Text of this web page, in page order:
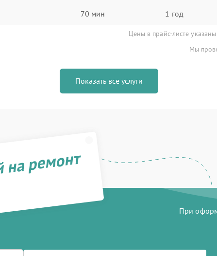
70 мин 1 год
Цены в прайс-листе
Мы
Показать все услуги
ремонт
При